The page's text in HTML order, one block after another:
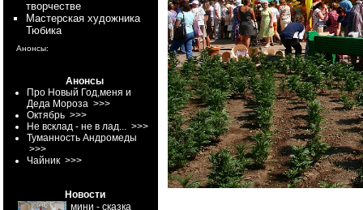
творчестве
Мастерская художника
Тюбика
Анонсы:
Анонсы
Про Новый Год,меня и
Деда Мороза >>>
Октябрь >>>
Не всклад - не в лад... >>>
Туманность Андромеды
>>>
Чайник >>>
Новости
мини - сказка